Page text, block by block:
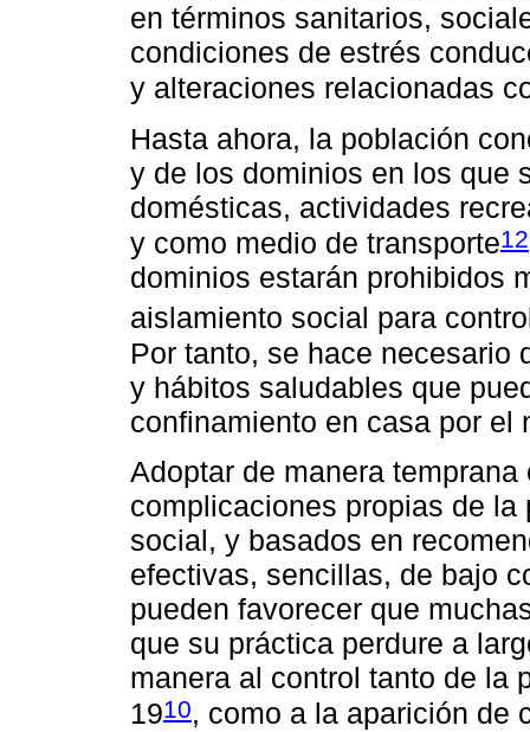
en términos sanitarios,
condiciones de estrés
y alteraciones relacionadas
Hasta ahora, la población
y de los dominios en los que
domésticas, actividades
y como medio de transporte12
dominios estarán prohibidos
aislamiento social para
Por tanto, se hace necesario
y hábitos saludables que
confinamiento en casa por el
Adoptar de manera
complicaciones propias de
social, y basados en
efectivas, sencillas, de bajo
pueden favorecer que
que su práctica perdure a
manera al control tanto de la
1910, como a la aparición de